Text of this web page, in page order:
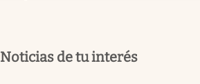
Noticias de tu interés